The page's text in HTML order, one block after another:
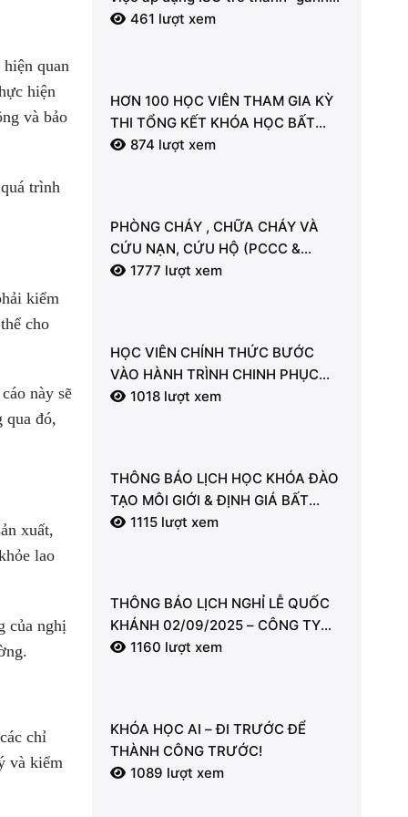
quan
hiện
và bảo
trình
kiểm
cho
này sẽ
qua đó,
xuất,
lao
của nghị
chỉ
và kiểm
nặng” hành chính.
461 lượt xem
HƠN 100 HỌC VIÊN THAM GIA KỲ
THI TỔNG KẾT KHÓA HỌC BẤT
ĐỘNG SẢN TẠI LDT
874 lượt xem
PHÒNG CHÁY , CHỮA CHÁY VÀ
CỨU NẠN, CỨU HỘ (PCCC &
CNCH) – “LÁ CHẮN” AN TOÀN
1777 lượt xem
HỌC VIÊN CHÍNH THỨC BƯỚC
VÀO HÀNH TRÌNH CHINH PHỤC
KIẾN THỨC BẤT ĐỘNG SẢN CÙNG
1018 lượt xem
THÔNG BÁO LỊCH HỌC KHÓA ĐÀO
TẠO MÔI GIỚI & ĐỊNH GIÁ BẤT
ĐỘNG SẢN
1115 lượt xem
THÔNG BÁO LỊCH NGHỈ LỄ QUỐC
KHÁNH 02/09/2025 – CÔNG TY
CỔ PHẦN LDT
1160 lượt xem
KHÓA HỌC AI – ĐI TRƯỚC ĐỂ
THÀNH CÔNG TRƯỚC!
1089 lượt xem